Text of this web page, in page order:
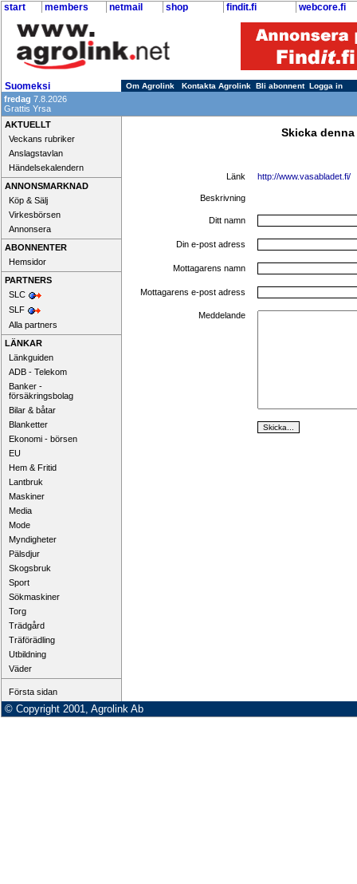
start members netmail shop findit.fi webcore.fi
Suomeksi Om Agrolink Kontakta Agrolink Bli abonnent Logga in
fredag 7.8.2026
Grattis Yrsa
AKTUELLT
Veckans rubriker
Anslagstavlan
Händelsekalendern
ANNONSMARKNAD
Köp & Sälj
Virkesbörsen
Annonsera
ABONNENTER
Hemsidor
PARTNERS
SLC
SLF
Alla partners
LÄNKAR
Länkguiden
ADB - Telekom
Banker -
försäkringsbolag
Bilar & båtar
Blanketter
Ekonomi - börsen
EU
Hem & Fritid
Lantbruk
Maskiner
Media
Mode
Myndigheter
Pälsdjur
Skogsbruk
Sport
Sökmaskiner
Torg
Trädgård
Träförädling
Utbildning
Väder
Första sidan
Skicka
Länk http://www.vasabladet.fi/
Beskrivning
Ditt namn
Din e-post adress
Mottagarens namn
Mottagarens e-post adress
Meddelande
© Copyright 2001, Agrolink Ab